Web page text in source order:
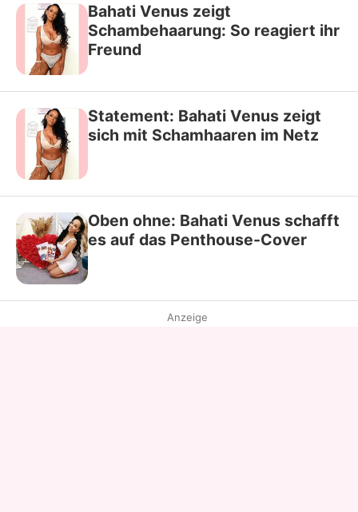
Bahati Venus zeigt
Schambehaarung: So reagiert ihr
Freund
Statement: Bahati Venus zeigt
sich mit Schamhaaren im Netz
Oben ohne: Bahati Venus schafft
es auf das Penthouse-Cover
Anzeige